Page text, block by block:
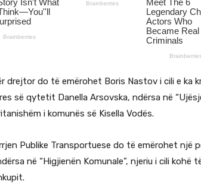
drejtor do të emërohet Boris Nastov i cili e ka
së qytetit Danella Arsovska, ndërsa në
i komunës së Kisella Vodës.
Publike Transportuese do të emërohet një
në “Higjienën Komunale”, njeriu i cili kohë